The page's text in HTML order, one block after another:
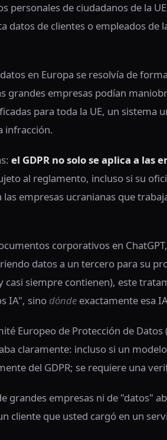
personales de ciudadanos de la
datos de clientes o empleados de
en Europa se resolvía de
grandes empresas podían
para toda la UE, un sistema
infracción.
el GDPR no solo se aplica a las
al reglamento, incluso si su
empresas ucranianas que
corporativos en
datos a un tercero para su
casi siempre contienen), este
IA", sino dónde exactamente esa
Europeo de Protección de
claramente: incluso si un
del GDPR; se requiere una
grandes empresas ni de "datos"
cliente que usted cargó en un